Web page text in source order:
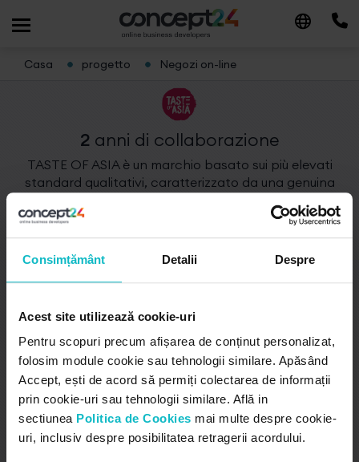
Consimțământ Detalii Despre
Acest site utilizează cookie-uri
Pentru scopuri precum afișarea de conținut personalizat,
folosim module cookie sau tehnologii similare. Apăsând
Accept, ești de acord să permiți colectarea de informații
prin cookie-uri sau tehnologii similare. Află in
sectiunea Politica de Cookies mai multe despre cookie-
uri, inclusiv despre posibilitatea retragerii acordului.
Casa progetto Negozi on-line
2 anni di collaborazione
TASTE OF ASIA è un marchio basato sui più elevati
standard qualitativi, caratterizzato da una genuina